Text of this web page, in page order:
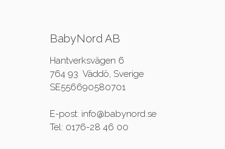
BabyNord AB
Hantverksvägen 6
764 93 Väddö, Sverige
SE556690580701
E-post: info@babynord.se
Tel: 0176-28 46 00